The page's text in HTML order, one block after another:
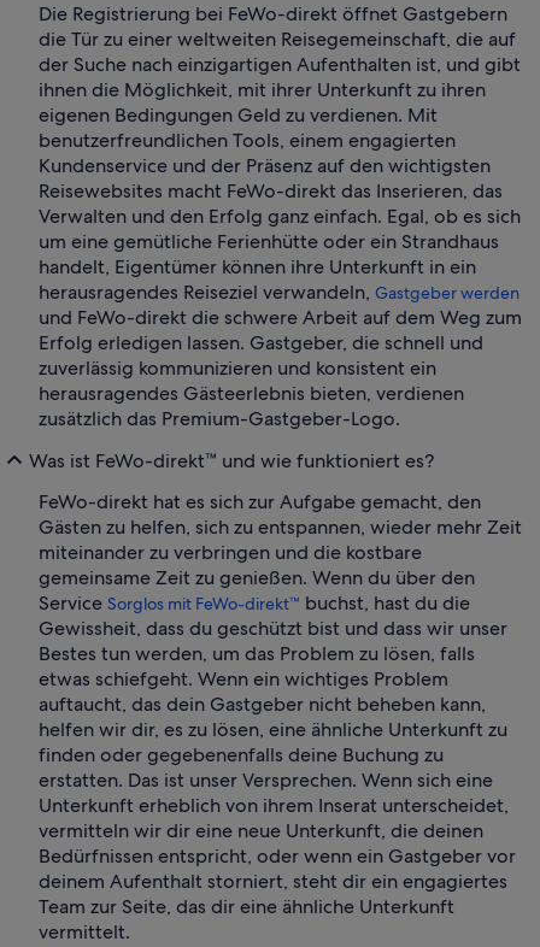
Die Registrierung bei FeWo-direkt öffnet Gastgebern
die Tür zu einer weltweiten Reisegemeinschaft, die auf
der Suche nach einzigartigen Aufenthalten ist, und gibt
ihnen die Möglichkeit, mit ihrer Unterkunft zu ihren
eigenen Bedingungen Geld zu verdienen. Mit
benutzerfreundlichen Tools, einem engagierten
Kundenservice und der Präsenz auf den wichtigsten
Reisewebsites macht FeWo-direkt das Inserieren, das
Verwalten und den Erfolg ganz einfach. Egal, ob es sich
um eine gemütliche Ferienhütte oder ein Strandhaus
handelt, Eigentümer können ihre Unterkunft in ein
herausragendes Reiseziel verwandeln, Gastgeber werden
und FeWo-direkt die schwere Arbeit auf dem Weg zum
Erfolg erledigen lassen. Gastgeber, die schnell und
zuverlässig kommunizieren und konsistent ein
herausragendes Gästeerlebnis bieten, verdienen
zusätzlich das Premium-Gastgeber-Logo.
Was ist FeWo-direkt™ und wie funktioniert es?
FeWo-direkt hat es sich zur Aufgabe gemacht, den
Gästen zu helfen, sich zu entspannen, wieder mehr Zeit
miteinander zu verbringen und die kostbare
gemeinsame Zeit zu genießen. Wenn du über den
Service Sorglos mit FeWo-direkt™ buchst, hast du die
Gewissheit, dass du geschützt bist und dass wir unser
Bestes tun werden, um das Problem zu lösen, falls
etwas schiefgeht. Wenn ein wichtiges Problem
auftaucht, das dein Gastgeber nicht beheben kann,
helfen wir dir, es zu lösen, eine ähnliche Unterkunft zu
finden oder gegebenenfalls deine Buchung zu
erstatten. Das ist unser Versprechen. Wenn sich eine
Unterkunft erheblich von ihrem Inserat unterscheidet,
vermitteln wir dir eine neue Unterkunft, die deinen
Bedürfnissen entspricht, oder wenn ein Gastgeber vor
deinem Aufenthalt storniert, steht dir ein engagiertes
Team zur Seite, das dir eine ähnliche Unterkunft
vermittelt.